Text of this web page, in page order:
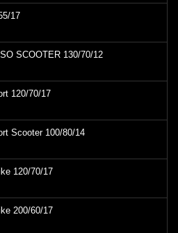
17
SCOOTER 130/70/12
120/70/17
Scooter 100/80/14
120/70/17
200/60/17